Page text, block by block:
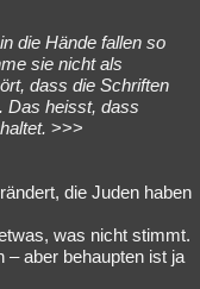
die Hände fallen so
sie nicht als
dass die Schriften
Das heisst, dass
>>>
die Juden haben
was nicht stimmt.
– aber behaupten ist ja